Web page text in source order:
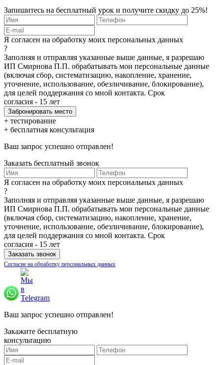
Запишитесь на бесплатный урок и получите скидку до 25%!
Я согласен на обработку моих персональных данных
?
Заполняя и отправляя указанные выше данные, я разрешаю
ИП Смирнова П.П. обрабатывать мои персональные данные
(включая сбор, систематизацию, накопление, хранение,
уточнение, использование, обезличивание, блокирование),
для целей поддержания со мной контакта. Срок
согласия - 15 лет
+ тестирование
+ бесплатная консультация
Ваш запрос успешно отправлен!
Заказать бесплатный звонок
Я согласен на обработку моих персональных данных
?
Заполняя и отправляя указанные выше данные, я разрешаю
ИП Смирнова П.П. обрабатывать мои персональные данные
(включая сбор, систематизацию, накопление, хранение,
уточнение, использование, обезличивание, блокирование),
для целей поддержания со мной контакта. Срок
согласия - 15 лет
Согласие на обработку персональных данных
Ваш запрос успешно отправлен!
Закажите бесплатную
консультацию